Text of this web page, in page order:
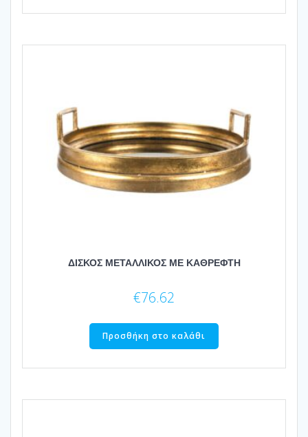
ΔΙΣΚΟΣ ΜΕΤΑΛΛΙΚΟΣ ΜΕ ΚΑΘΡΕΦΤΗ
€76.62
Προσθήκη στο καλάθι